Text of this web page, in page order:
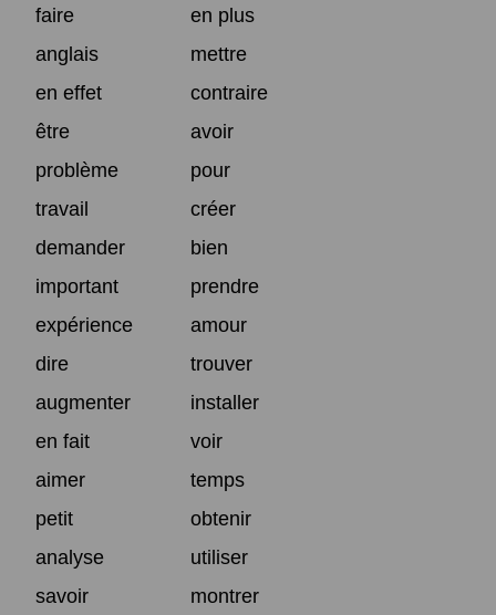
faire
en plus
anglais
mettre
en effet
contraire
être
avoir
problème
pour
travail
créer
demander
bien
important
prendre
expérience
amour
dire
trouver
augmenter
installer
en fait
voir
aimer
temps
petit
obtenir
analyse
utiliser
savoir
montrer